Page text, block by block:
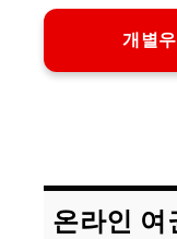
개별
온라인 여